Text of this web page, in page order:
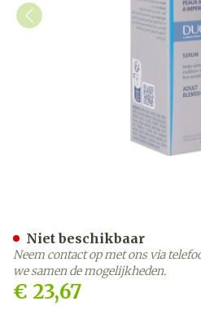
€ 23,67
Niet beschikbaar
Neem contact op met ons via
we samen de mogelijkheden.